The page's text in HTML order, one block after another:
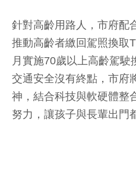
針對高齡用路人，市府配
推動高齡者繳回駕照換取
月實施70歲以上高齡駕駛
交通安全沒有終點，市府
神，結合科技與軟硬體整
努力，讓孩子與長輩出門